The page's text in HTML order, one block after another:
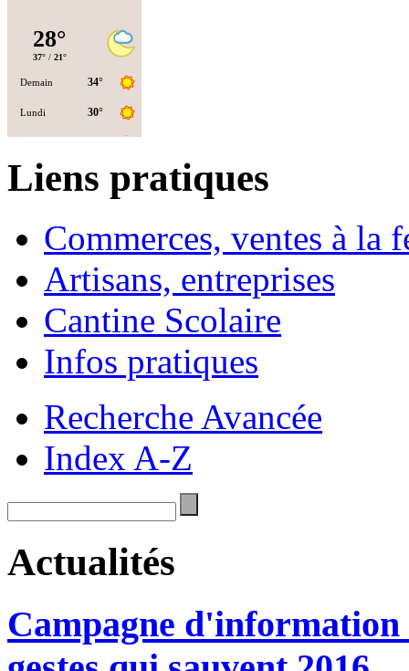
Liens pratiques
Commerces, ventes à la
Artisans, entreprises
Cantine Scolaire
Infos pratiques
Recherche Avancée
Index A-Z
Actualités
Campagne d'information